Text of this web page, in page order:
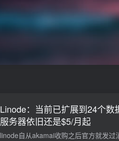
Linode：当前已扩展到24个数
服务器依旧还是$5/月起